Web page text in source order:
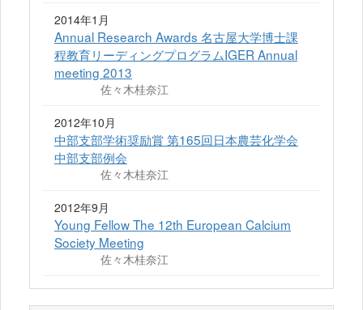
2014年1月
Annual Research Awards 名古屋大学博士課
程教育リーディングプログラムIGER Annual
meeting 2013
佐々木桂奈江
2012年10月
中部支部学術奨励賞 第165回日本農芸化学会
中部支部例会
佐々木桂奈江
2012年9月
Young Fellow The 12th European Calcium
Society Meeting
佐々木桂奈江